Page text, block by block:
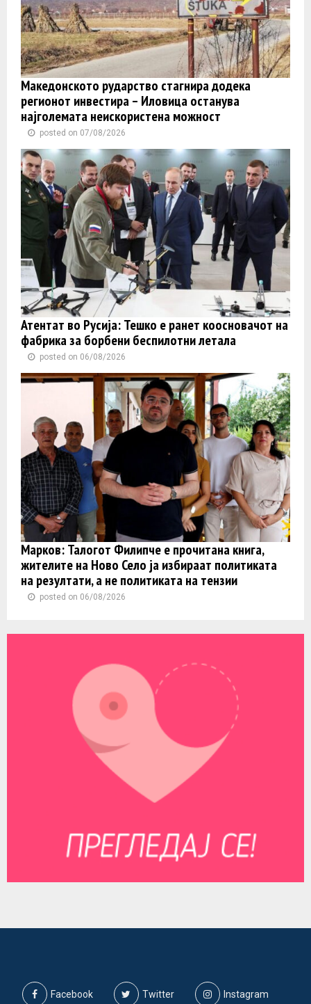
Македонското рударство стагнира додека
регионот инвестира – Иловица останува
најголемата неискористена можност
posted on 07/08/2026
Атентат во Русија: Тешко е ранет коосновачот на
фабрика за борбени беспилотни летала
posted on 06/08/2026
Марков: Талогот Филипче е прочитана книга,
жителите на Ново Село ја избираат политиката
на резултати, а не политиката на тензии
posted on 06/08/2026
Facebook Twitter Instagram